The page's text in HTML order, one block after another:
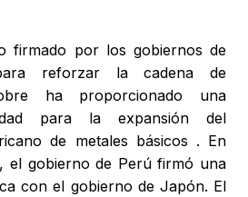
firmado por los gobiernos de
reforzar la cadena de
ha proporcionado una
para la expansión del
de metales básicos . En
el gobierno de Perú firmó una
con el gobierno de Japón. El